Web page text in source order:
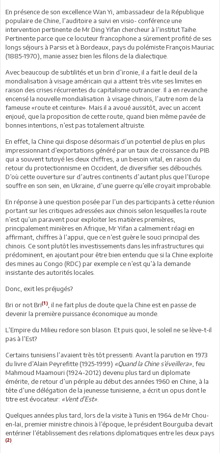
En présence de son excellence Wan Yi, ambassadeur de la République
populaire de Chine, l’auditoire a suivi en visio- conférence une
intervention pertinente de Mr Ding Yifan chercheur à l’institut Taihe.
Pertinente parce que ce locuteur francophone a sûrement profité de ses
longs séjours à Parsis et à Bordeaux, pays du polémiste François Mauriac
(1885-1970), manie assez bien les filons de la dialectique.
Avec beaucoup de subtilités et un brin d’ironie, il a fait le deuil de la
mondialisation à visage américain qui a atteint très vite ses limites en
raison des crises récurrentes du capitalisme outrancier. Il a en revanche
encensé la nouvelle mondialisation à visage chinois, l’autre nom de la
fameuse «route et ceinture». Mais il a avoué aussitôt, avec un accent
enjoué, que la proposition de cette route, quand bien même pavée de
bonnes intentions, n’est pas totalement altruiste.
En effet, la Chine qui dispose désormais d’un potentiel de plus en plus
impressionnant d’exportations généré par un taux de croissance du PIB
qui a souvent tutoyé les deux chiffres, a un besoin vital, en raison du
retour du protectionnisme en Occident, de diversifier ses débouchés.
D’où cette ouverture sur d’autres continents d’autant plus que l’Europe
souffre en son sein, en Ukraine, d’une guerre qu’elle croyait improbable.
En réponse à une question posée par l’un des participants à cette réunion
portant sur les critiques adressées aux chinois selon lesquelles la route
n’est qu’un paravent pour exploiter les matières premières,
principalement minières en Afrique, Mr Yifan a calmement réagi en
affirmant, chiffres à l’appui, que ce n’est guère le souci principal des
chinois. Ce sont plutôt les investissements dans les infrastructures qui
prédominent, en ajoutant pour être bien entendu que si la Chine exploite
des mines au Congo (RDC) par exemple ce n’est qu’à la demande
insistante des autorités locales.
Donc, exit les préjugés?
Bri or not Bri(1)
, il ne fait plus de doute que la Chine est en passe de
devenir la première puissance économique au monde.
L’Empire du Milieu redore son blason. Et puis quoi, le soleil ne se lève-t-il
pas à l’Est?
Certains tunisiens l’avaient très tôt pressenti. Avant la parution en 1973
du livre d’Alain Peyrefitte (1925-1999) «Quand la Chine s’éveillera» , feu
Mahmoud Maamouri (1924-2012) devenu plus tard un diplomate
émérite, de retour d’un périple au début des années 1960 en Chine, à la
tête d’une délégation de la jeunesse tunisienne, a écrit un opus dont le
titre est évocateur: «Vent d’Est»
Quelques années plus tard, lors de la visite à Tunis en 1964 de Mr Chou-
en-lai, premier ministre chinois à l’époque, le président Bourguiba devait
entériner l’établissement des relations diplomatiques entre les deux pays
(2)